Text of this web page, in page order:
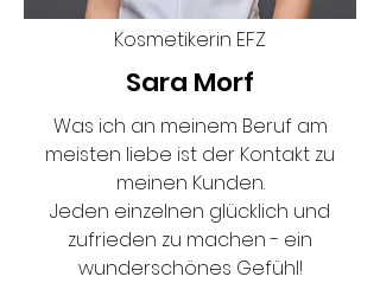
Kosmetikerin EFZ
Sara Morf
Was ich an meinem Beruf am
meisten liebe ist der Kontakt zu
meinen Kunden.
Jeden einzelnen glücklich und
zufrieden zu machen - ein
wunderschönes Gefühl!